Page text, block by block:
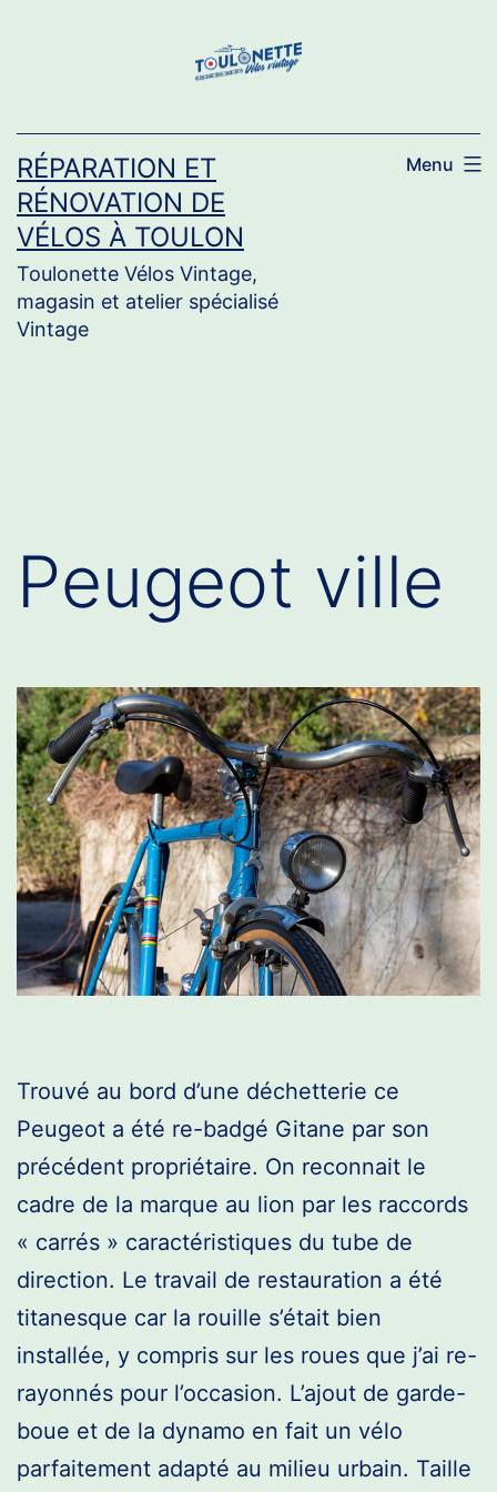
RÉPARATION ET
RÉNOVATION DE
VÉLOS À TOULON
Toulonette Vélos Vintage,
magasin et atelier spécialisé
Vintage
Menu
Peugeot ville
Trouvé au bord d’une déchetterie ce
Peugeot a été re-badgé Gitane par son
précédent propriétaire. On reconnait le
cadre de la marque au lion par les raccords
« carrés » caractéristiques du tube de
direction. Le travail de restauration a été
titanesque car la rouille s’était bien
installée, y compris sur les roues que j’ai re-
rayonnés pour l’occasion. L’ajout de garde-
boue et de la dynamo en fait un vélo
parfaitement adapté au milieu urbain. Taille